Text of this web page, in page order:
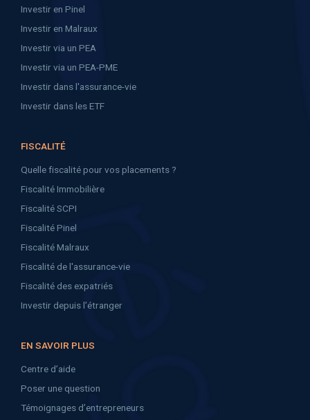
Investir en Pinel
Investir en Malraux
Investir via un PEA
Investir via un PEA-PME
Investir dans l'assurance-vie
Investir dans les ETF
FISCALITÉ
Quelle fiscalité pour vos placements ?
Fiscalité Immobilière
Fiscalité SCPI
Fiscalité Pinel
Fiscalité Malraux
Fiscalité de l'assurance-vie
Fiscalité des expatriés
Investir depuis l’étranger
EN SAVOIR PLUS
Centre d’aide
Poser une question
Témoignages d’entrepreneurs